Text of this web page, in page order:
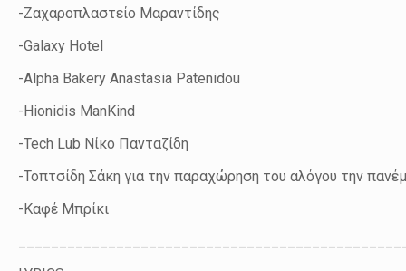
-Ζαχαροπλαστείο Μαραντίδης
-Galaxy Hotel
-Alpha Bakery Anastasia Patenidou
-Hionidis ManKind
-Tech Lub Νίκο Πανταζίδη
-Τοπτσίδη Σάκη για την παραχώρηση του αλόγου την
-Καφέ Μπρίκι